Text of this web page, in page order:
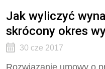
Jak wyliczyć
skrócony okres
30 cze 2017
Rozwiązanie umowy o